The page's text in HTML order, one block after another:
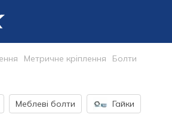
Метричне кріплення Болти
Меблеві болти Гайки